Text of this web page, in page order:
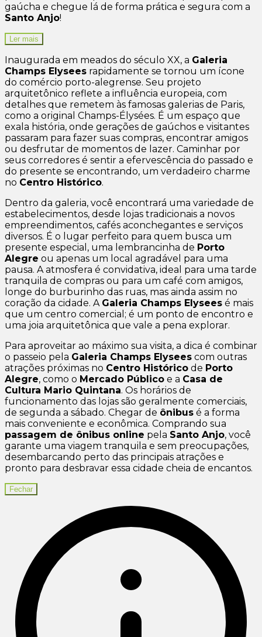
gaúcha e chegue lá de forma prática e segura com a
Santo Anjo!
Ler mais
Inaugurada em meados do século XX, a Galeria
Champs Elysees rapidamente se tornou um ícone
do comércio porto-alegrense. Seu projeto
arquitetônico reflete a influência europeia, com
detalhes que remetem às famosas galerias de Paris,
como a original Champs-Élysées. É um espaço que
exala história, onde gerações de gaúchos e visitantes
passaram para fazer suas compras, encontrar amigos
ou desfrutar de momentos de lazer. Caminhar por
seus corredores é sentir a efervescência do passado e
do presente se encontrando, um verdadeiro charme
no Centro Histórico.
Dentro da galeria, você encontrará uma variedade de
estabelecimentos, desde lojas tradicionais a novos
empreendimentos, cafés aconchegantes e serviços
diversos. É o lugar perfeito para quem busca um
presente especial, uma lembrancinha de Porto
Alegre ou apenas um local agradável para uma
pausa. A atmosfera é convidativa, ideal para uma tarde
tranquila de compras ou para um café com amigos,
longe do burburinho das ruas, mas ainda assim no
coração da cidade. A Galeria Champs Elysees é mais
que um centro comercial; é um ponto de encontro e
uma joia arquitetônica que vale a pena explorar.
Para aproveitar ao máximo sua visita, a dica é combinar
o passeio pela Galeria Champs Elysees com outras
atrações próximas no Centro Histórico de Porto
Alegre, como o Mercado Público e a Casa de
Cultura Mario Quintana. Os horários de
funcionamento das lojas são geralmente comerciais,
de segunda a sábado. Chegar de ônibus é a forma
mais conveniente e econômica. Comprando sua
passagem de ônibus online pela Santo Anjo, você
garante uma viagem tranquila e sem preocupações,
desembarcando perto das principais atrações e
pronto para desbravar essa cidade cheia de encantos.
Fechar